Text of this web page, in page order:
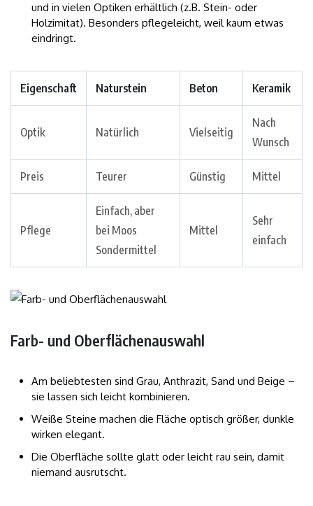
und in vielen Optiken erhältlich (z.B. Stein- oder
Holzimitat). Besonders pflegeleicht, weil kaum etwas
eindringt.
Eigenschaft Naturstein Beton Keramik
Optik Natürlich Vielseitig
Nach
Wunsch
Preis Teurer Günstig Mittel
Pflege
Einfach, aber
bei Moos
Sondermittel
Mittel
Sehr
einfach
Farb- und Oberflächenauswahl
Am beliebtesten sind Grau, Anthrazit, Sand und Beige –
sie lassen sich leicht kombinieren.
Weiße Steine machen die Fläche optisch größer, dunkle
wirken elegant.
Die Oberfläche sollte glatt oder leicht rau sein, damit
niemand ausrutscht.